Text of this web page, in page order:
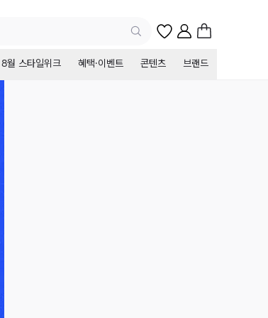
8월 스타일위크 혜택·이벤트 콘텐츠 브랜드